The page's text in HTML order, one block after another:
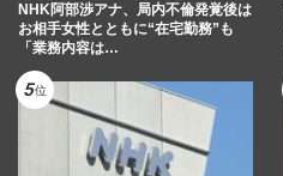
NHK阿部渉アナ、局内不倫発覚後は
お相手女性とともに“在宅勤務”も
「業務内容は…